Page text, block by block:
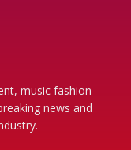
music fashion
news and